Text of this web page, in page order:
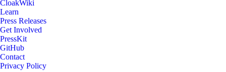
CloakWiki
Learn
Press Releases
Get Involved
PressKit
GitHub
Contact
Privacy Policy